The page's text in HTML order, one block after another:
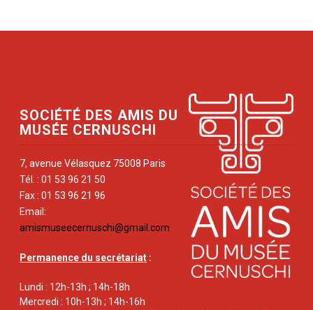
SOCIÉTÉ DES AMIS DU
MUSÉE CERNUSCHI
7, avenue Vélasquez 75008 Paris
Tél. : 01 53 96 21 50
Fax : 01 53 96 21 96
Email:
amismuseecernuschi@gmail.com
Permanence du secrétariat :
Lundi : 12h-13h ; 14h-18h
Mercredi : 10h-13h ; 14h-16h